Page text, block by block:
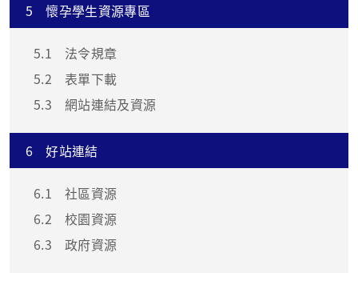
5 懷孕學生資源專區
5.1
法令規章
5.2
表單下載
5.3
網站連結及資源
6 好站連結
6.1
社區資源
6.2
校園資源
6.3
政府資源